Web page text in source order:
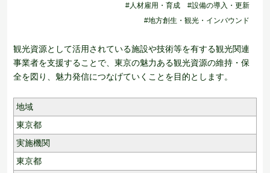
#人材雇用・育成
#設備の導入・更新
#地方創生・観光・インバウンド
観光資源として活用されている施設や技術等を有する観光関連
事業者を支援することで、東京の魅力ある観光資源の維持・保
全を図り、魅力発信につなげていくことを目的とします。
地域
東京都
実施機関
東京都